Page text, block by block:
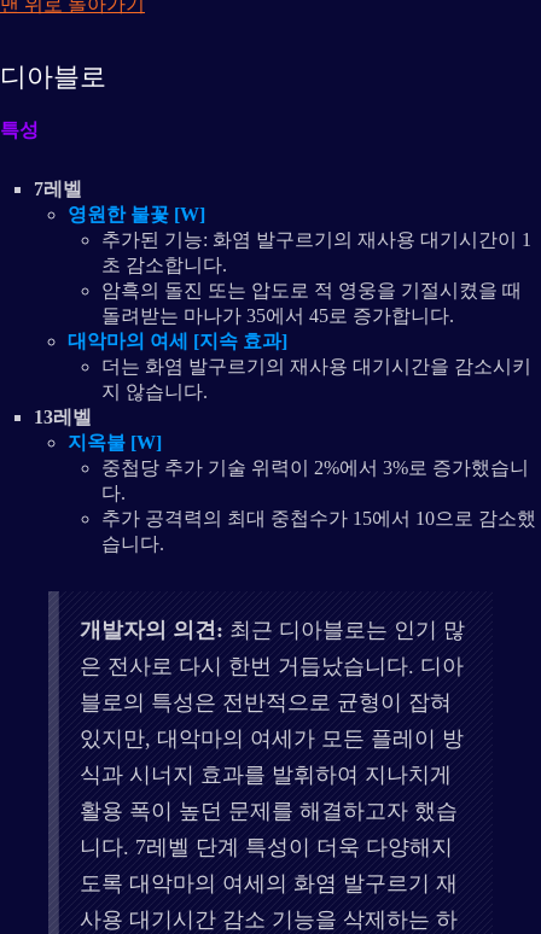
맨 위로 돌아가기
디아블로
특성
7레벨
영원한 불꽃 [W]
추가된 기능: 화염 발구르기의 재사용 대기시간이 1
초 감소합니다.
암흑의 돌진 또는 압도로 적 영웅을 기절시켰을 때
돌려받는 마나가 35에서 45로 증가합니다.
대악마의 여세 [지속 효과]
더는 화염 발구르기의 재사용 대기시간을 감소시키
지 않습니다.
13레벨
지옥불 [W]
중첩당 추가 기술 위력이 2%에서 3%로 증가했습니
다.
추가 공격력의 최대 중첩수가 15에서 10으로 감소했
습니다.
개발자의 의견: 최근 디아블로는 인기 많
은 전사로 다시 한번 거듭났습니다. 디아
블로의 특성은 전반적으로 균형이 잡혀
있지만, 대악마의 여세가 모든 플레이 방
식과 시너지 효과를 발휘하여 지나치게
활용 폭이 높던 문제를 해결하고자 했습
니다. 7레벨 단계 특성이 더욱 다양해지
도록 대악마의 여세의 화염 발구르기 재
사용 대기시간 감소 기능을 삭제하는 하